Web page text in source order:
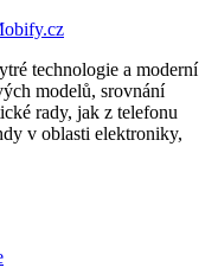
technologie a moderní
modelů, srovnání
rady, jak z telefonu
v oblasti elektroniky,